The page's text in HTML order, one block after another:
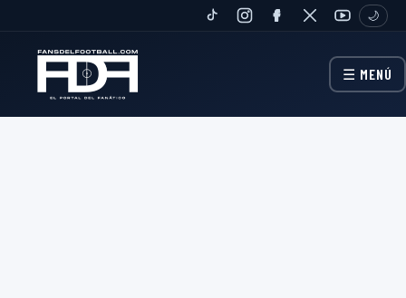
TIKTOKINSTAGRAMFANPAGETWITTERYOUTUBE
🌙
☰ MENÚ